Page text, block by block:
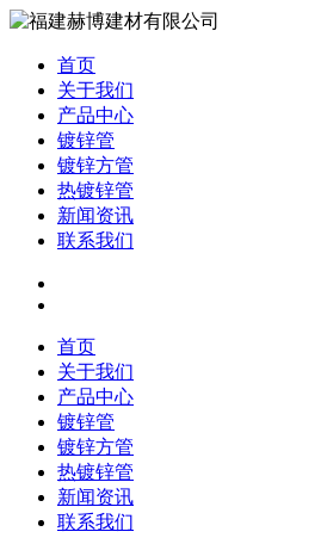
首页
关于我们
产品中心
镀锌管
镀锌方管
热镀锌管
新闻资讯
联系我们
首页
关于我们
产品中心
镀锌管
镀锌方管
热镀锌管
新闻资讯
联系我们